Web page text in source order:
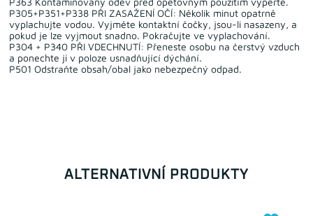
P305+P351+P338 PŘI ZASAŽENÍ OČÍ: Několik minut opatrně
vyplachujte vodou. Vyjměte kontaktní čočky, jsou-li nasazeny, a
pokud je lze vyjmout snadno. Pokračujte ve vyplachování.
P304 + P340 PŘI VDECHNUTÍ: Přeneste osobu na čerstvý vzduch
a ponechte ji v poloze usnadňující dýchání.
P501 Odstraňte obsah/obal jako nebezpečný odpad.
ALTERNATIVNÍ PRODUKTY